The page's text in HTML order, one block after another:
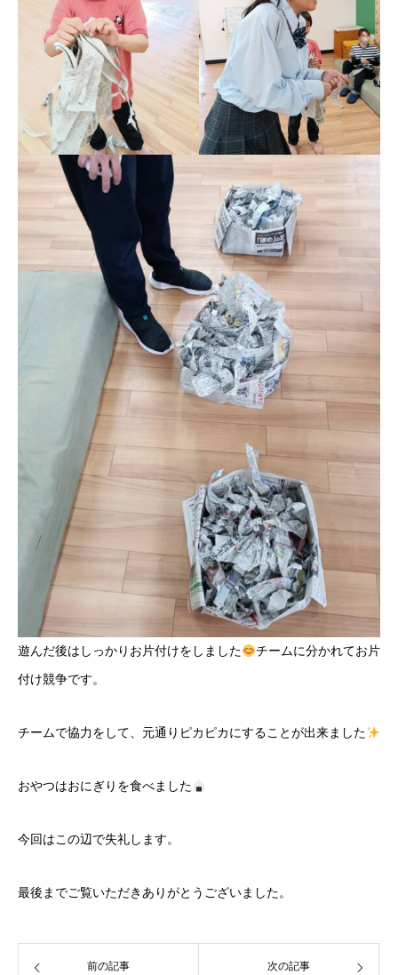
遊んだ後はしっかりお片付けをしました チームに分かれてお片
付け競争です。
チームで協力をして、元通りピカピカにすることが出来ました
おやつはおにぎりを食べました
今回はこの辺で失礼します。
最後までご覧いただきありがとうございました。
前の記事 次の記事